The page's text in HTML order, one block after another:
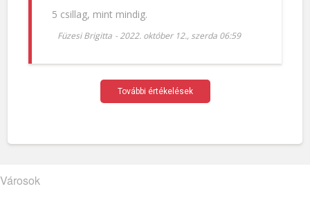
5 csillag, mint mindig.
Füzesi Brigitta -2022. október 12., szerda 06:59
További értékelések
Városok